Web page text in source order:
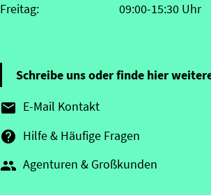
Freitag:
09:00-15:30 Uhr
Schreibe uns oder finde hier
 E-Mail Kontakt
 Hilfe & Häufige Fragen
 Agenturen & Großkunden